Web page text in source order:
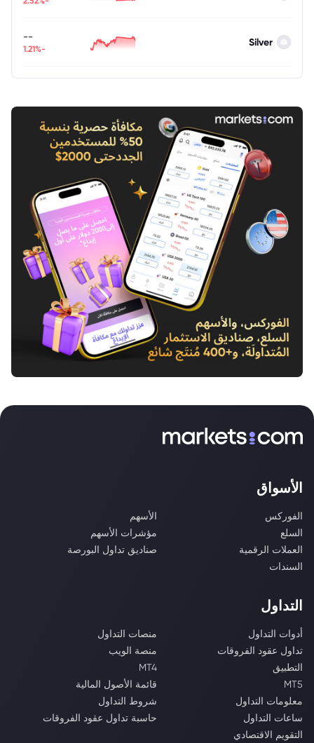
Silver
--
-1.21%
الأسواق
الفوركس
الأسهم
السلع
مؤشرات الأسهم
العملات الرقمية
صناديق تداول البورصة
السندات
التداول
أدوات التداول
منصات التداول
تداول عقود الفروقات
منصة الويب
التطبيق
MT4
MT5
قائمة الأصول المالية
معلومات التداول
شروط التداول
ساعات التداول
حاسبة تداول عقود الفروقات
التقويم الاقتصادي